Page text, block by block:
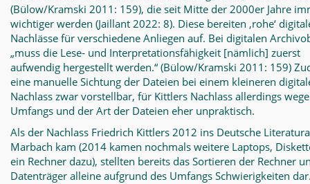
(Bülow/Kramski 2011: 159), die seit Mitte der 2000er Jahre
wichtiger werden (Jaillant 2022: 8). Diese bereiten ‚rohe‘
Nachlässe für verschiedene Anliegen auf. Bei digitalen
„muss die Lese‐ und Interpretationsfähigkeit [nämlich] zuerst
aufwendig hergestellt werden.“ (Bülow/Kramski 2011: 159)
eine manuelle Sichtung der Dateien bei einem kleineren
Nachlass zwar vorstellbar, für Kittlers Nachlass allerdings
Umfangs und der Art der Dateien eher unpraktisch.
Als der Nachlass Friedrich Kittlers 2012 ins Deutsche
Marbach kam (2014 kamen nochmals weitere Laptops,
ein Rechner dazu), stellten bereits das Sortieren der Rechner
Datenträger alleine aufgrund des Umfangs Schwierigkeiten